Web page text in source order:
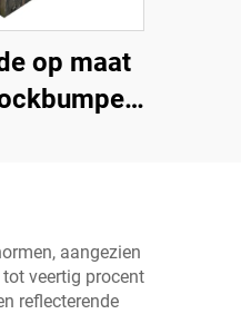
op maat
aangezien
veertig procent
reflecterende